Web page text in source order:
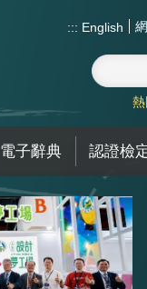
::: English
熱
電子辭典 認證檢